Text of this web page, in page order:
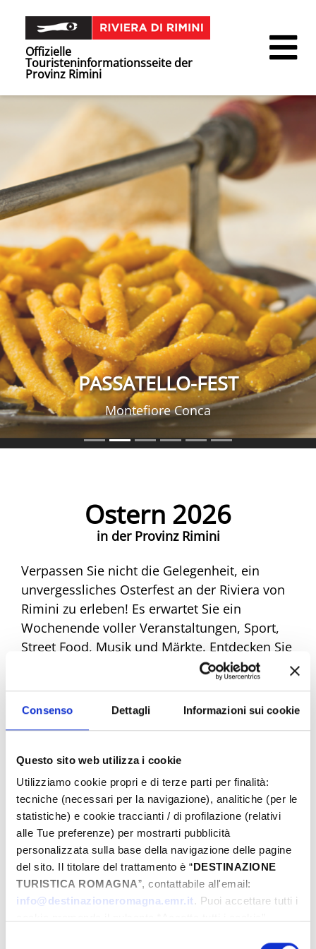
Consenso Dettagli Informazioni sui cookie
Questo sito web utilizza i cookie
Utilizziamo cookie propri e di terze parti per finalità:
tecniche (necessari per la navigazione), analitiche (per le
statistiche) e cookie traccianti / di profilazione (relativi
alle Tue preferenze) per mostrarti pubblicità
personalizzata sulla base della navigazione delle pagine
del sito. Il titolare del trattamento è “DESTINAZIONE
TURISTICA ROMAGNA”, contattabile all'email:
info@destinazioneromagna.emr.it. Puoi accettare tutti i
Offizielle
Touristeninformationsseite der
Provinz Rimini
PASSATELLO-FEST
Montefiore Conca
Ostern 2026
in der Provinz Rimini
Verpassen Sie nicht die Gelegenheit, ein
unvergessliches Osterfest an der Riviera von
Rimini zu erleben! Es erwartet Sie ein
Wochenende voller Veranstaltungen, Sport,
Street Food, Musik und Märkte. Entdecken Sie
alle Angebote und machen Sie sich bereit,
einzigartige Emotionen zu erleben. Buchen
Sie jetzt Ihr Traum-Ostern!
Von
Bis